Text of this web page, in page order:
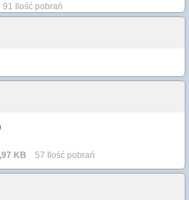
91 Ilość pobrań
KB 57 Ilość pobrań